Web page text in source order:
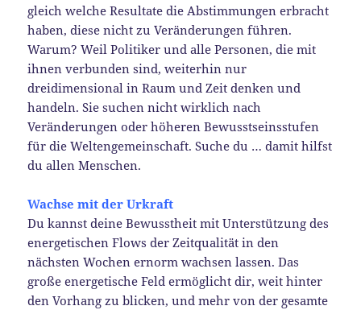
gleich welche Resultate die Abstimmungen erbracht
haben, diese nicht zu Veränderungen führen.
Warum? Weil Politiker und alle Personen, die mit
ihnen verbunden sind, weiterhin nur
dreidimensional in Raum und Zeit denken und
handeln. Sie suchen nicht wirklich nach
Veränderungen oder höheren Bewusstseinsstufen
für die Weltengemeinschaft. Suche du … damit hilfst
du allen Menschen.
Wachse mit der Urkraft
Du kannst deine Bewusstheit mit Unterstützung des
energetischen Flows der Zeitqualität in den
nächsten Wochen ernorm wachsen lassen. Das
große energetische Feld ermöglicht dir, weit hinter
den Vorhang zu blicken, und mehr von der gesamte